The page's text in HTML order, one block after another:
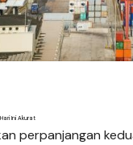
Ini Akurat
perpanjangan